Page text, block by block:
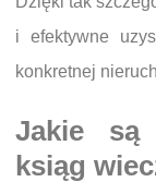
i efektywne
konkretnej
Jakie są
ksiąg